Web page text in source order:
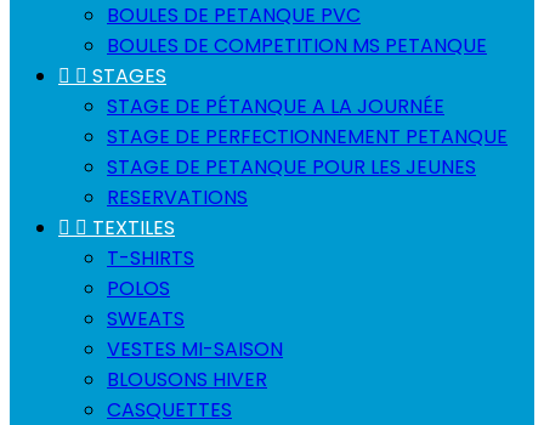
BOULES DE PETANQUE PVC
BOULES DE COMPETITION MS PETANQUE
  STAGES
STAGE DE PÉTANQUE A LA JOURNÉE
STAGE DE PERFECTIONNEMENT PETANQUE
STAGE DE PETANQUE POUR LES JEUNES
RESERVATIONS
  TEXTILES
T-SHIRTS
POLOS
SWEATS
VESTES MI-SAISON
BLOUSONS HIVER
CASQUETTES